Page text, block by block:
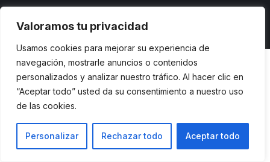
Valoramos tu privacidad
Usamos cookies para mejorar su experiencia de
navegación, mostrarle anuncios o contenidos
personalizados y analizar nuestro tráfico. Al hacer clic en
“Aceptar todo” usted da su consentimiento a nuestro uso
de las cookies.
Personalizar Rechazar todo Aceptar todo